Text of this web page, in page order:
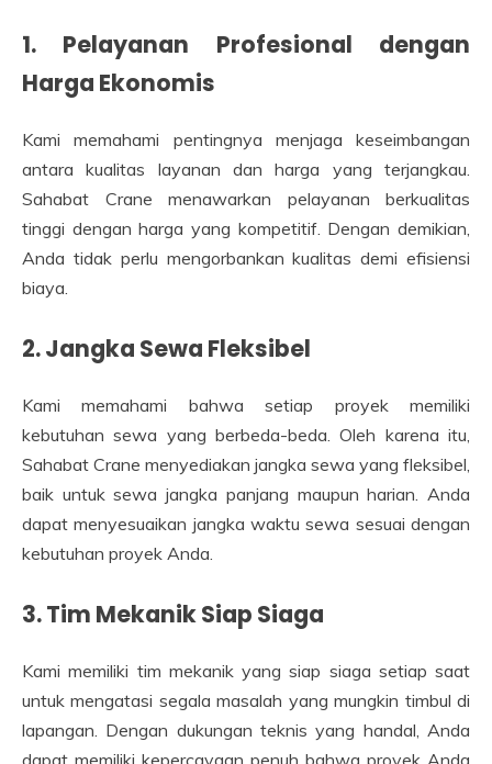
1. Pelayanan Profesional dengan
Harga Ekonomis
Kami memahami pentingnya menjaga keseimbangan
antara kualitas layanan dan harga yang terjangkau.
Sahabat Crane menawarkan pelayanan berkualitas
tinggi dengan harga yang kompetitif. Dengan demikian,
Anda tidak perlu mengorbankan kualitas demi efisiensi
biaya.
2. Jangka Sewa Fleksibel
Kami memahami bahwa setiap proyek memiliki
kebutuhan sewa yang berbeda-beda. Oleh karena itu,
Sahabat Crane menyediakan jangka sewa yang fleksibel,
baik untuk sewa jangka panjang maupun harian. Anda
dapat menyesuaikan jangka waktu sewa sesuai dengan
kebutuhan proyek Anda.
3. Tim Mekanik Siap Siaga
Kami memiliki tim mekanik yang siap siaga setiap saat
untuk mengatasi segala masalah yang mungkin timbul di
lapangan. Dengan dukungan teknis yang handal, Anda
dapat memiliki kepercayaan penuh bahwa proyek Anda